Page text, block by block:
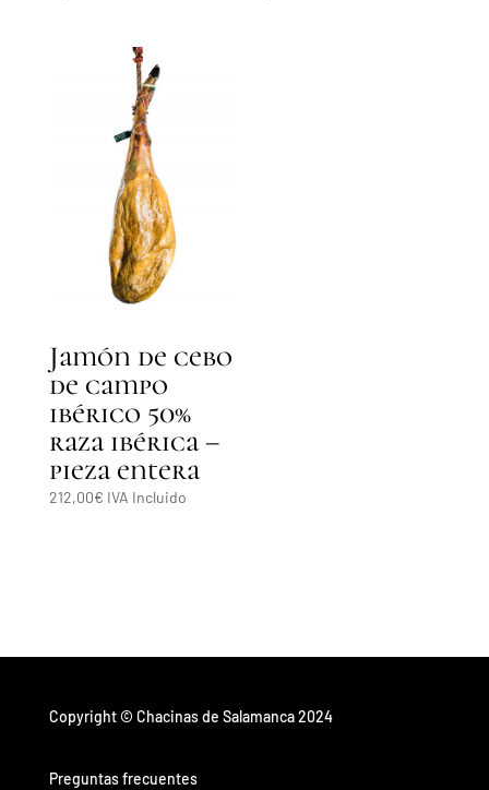
Jamón de cebo
de campo
ibérico 50%
raza ibérica –
pieza entera
212,00€ IVA Incluido
Copyright © Chacinas de Salamanca 2024
Preguntas frecuentes